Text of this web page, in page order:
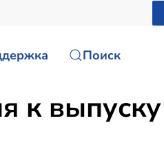
Поиск
к выпуску